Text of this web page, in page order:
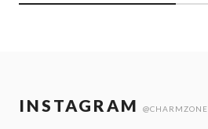
INSTAGRAM @CHARMZONE